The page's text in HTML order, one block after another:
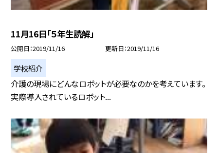
11月16日「５年生読解」
公開日 2019/11/16 更新日 2019/11/16
学校紹介
介護の現場にどんなロボットが必要なのかを考えています。
実際導入されているロボット...